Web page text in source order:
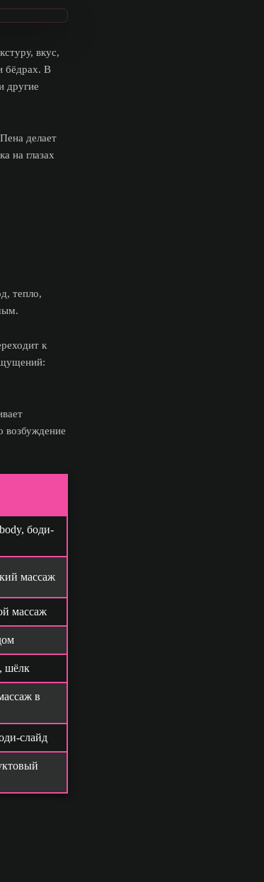
вкус,
бёдрах. В
другие
делает
на глазах
тепло,
к
возбуждение
боди-
массаж
массаж
шёлк
в
слайд